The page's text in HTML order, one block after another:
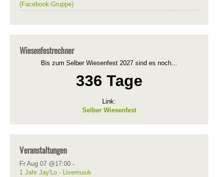
(Facebook-Gruppe)
Wiesenfestrechner
Bis zum Selber Wiesenfest 2027 sind es noch...
336 Tage
Link:
Selber Wiesenfest
Veranstaltungen
Fr Aug 07 @17:00 -
1 Jahr Jay'Lo - Livemusik